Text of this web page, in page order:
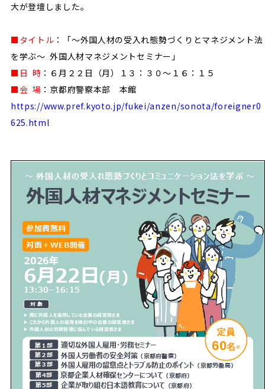
大が登壇しました。
■タイトル ：「～外国人材の受入れ態勢づくりとマネジメント法
を学ぶ～ 外国人材マネジメントセミナー」
■日 時 ：６月２２日（月）１３：３０～１６：１５
■会 場 ：京都府警察本部 本館
https://www.pref.kyoto.jp/fukei/anzen/sonota/foreigner0
625.html